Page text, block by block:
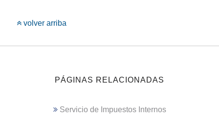
volver arriba
PÁGINAS RELACIONADAS
Servicio de Impuestos Internos